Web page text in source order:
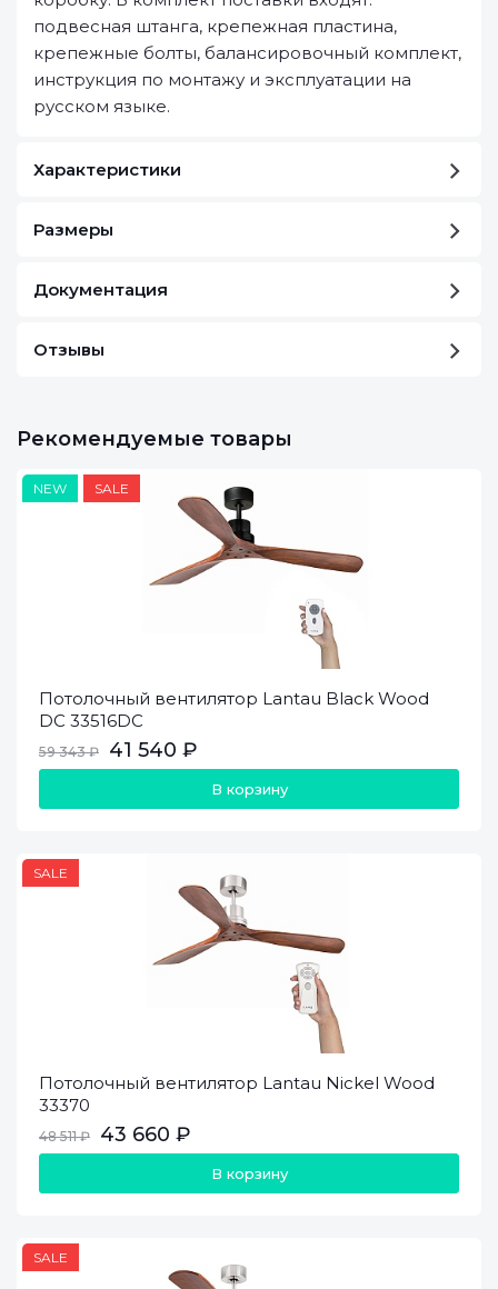
подвесная штанга, крепежная пластина,
крепежные болты, балансировочный комплект,
инструкция по монтажу и эксплуатации на
русском языке.
Характеристики
Размеры
Документация
Отзывы
Рекомендуемые товары
NEW SALE
Потолочный вентилятор Lantau Black Wood
DC 33516DC
59 343 ₽ 41 540 ₽
В корзину
SALE
Потолочный вентилятор Lantau Nickel Wood
33370
48 511 ₽ 43 660 ₽
В корзину
SALE